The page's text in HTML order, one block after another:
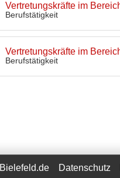
Vertretungskräfte im
Berufstätigkeit
Vertretungskräfte im
Berufstätigkeit
Bielefeld.de Datenschutz